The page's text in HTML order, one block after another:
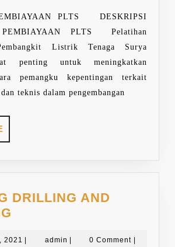
PLTS DESKRIPSI
PLTS Pelatihan
Listrik Tenaga Surya
penting untuk meningkatkan
pemangku kepentingan terkait
teknis dalam pengembangan
READ
MORE
DRILLING AND
AND
2021 Januari
| admin admin
| 0 Comment |